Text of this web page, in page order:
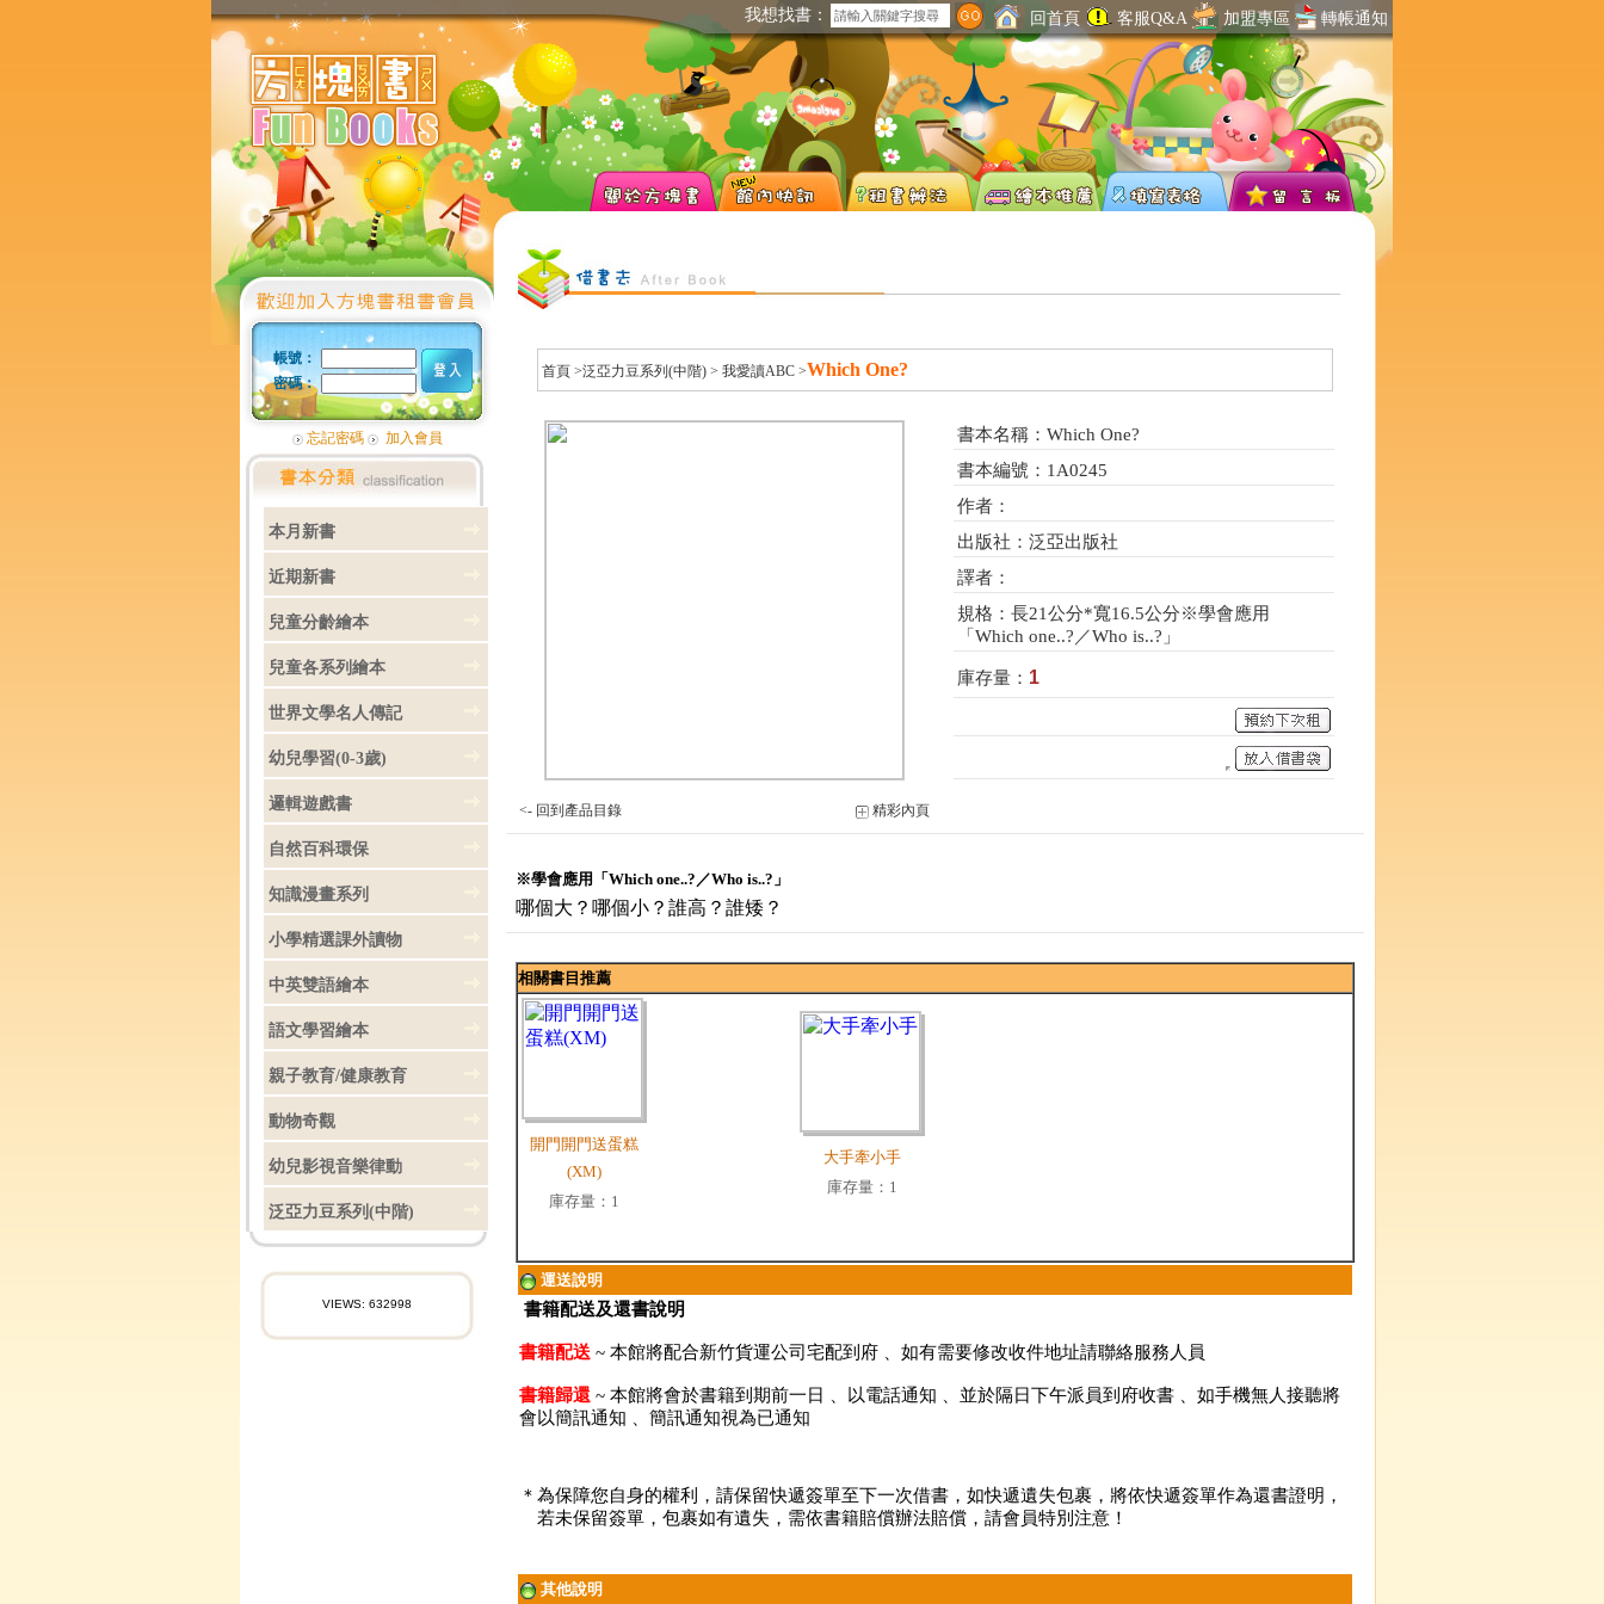
我想找書： 回首頁 客服Q&A 加盟專區 轉帳通知
帳號：
密碼：
忘記密碼 加入會員
本月新書
近期新書
兒童分齡繪本
兒童各系列繪本
世界文學名人傳記
幼兒學習(0-3歲)
邏輯遊戲書
自然百科環保
知識漫畫系列
小學精選課外讀物
中英雙語繪本
語文學習繪本
親子教育/健康教育
動物奇觀
幼兒影視音樂律動
泛亞力豆系列(中階)
VIEWS: 632998
首頁 >泛亞力豆系列(中階) > 我愛讀ABC >Which One?
<- 回到產品目錄 精彩內頁
書本名稱：Which One?
書本編號：1A0245
作者：
出版社：泛亞出版社
譯者：
規格：長21公分*寬16.5公分※學會應用
「Which one..?／Who is..?」
庫存量： 1
※學會應用「Which one..?／Who is..?」
哪個大？哪個小？誰高？誰矮？
相關書目推薦
開門開門送蛋糕
(XM)
庫存量：1
大手牽小手
庫存量：1
運送說明
書籍配送及還書說明
書籍配送 ~ 本館將配合新竹貨運公司宅配到府 如有需要修改收件地址請聯絡服務 人員
書籍歸還 ~ 本館將會於書籍到期前一日 以電話通知 並於隔日下午派員到 府收書
如手機無人接聽將
會以簡訊通知
簡訊通知視為已通知
＊為保障您自身的權利，請保留快遞簽單至下一次借書，如快遞遺失包裹，將依快遞簽單作為還書證明，
若未保留簽單，包裹如有遺失，需依書籍賠償辦法賠償，請會員特別注意！
其他說明